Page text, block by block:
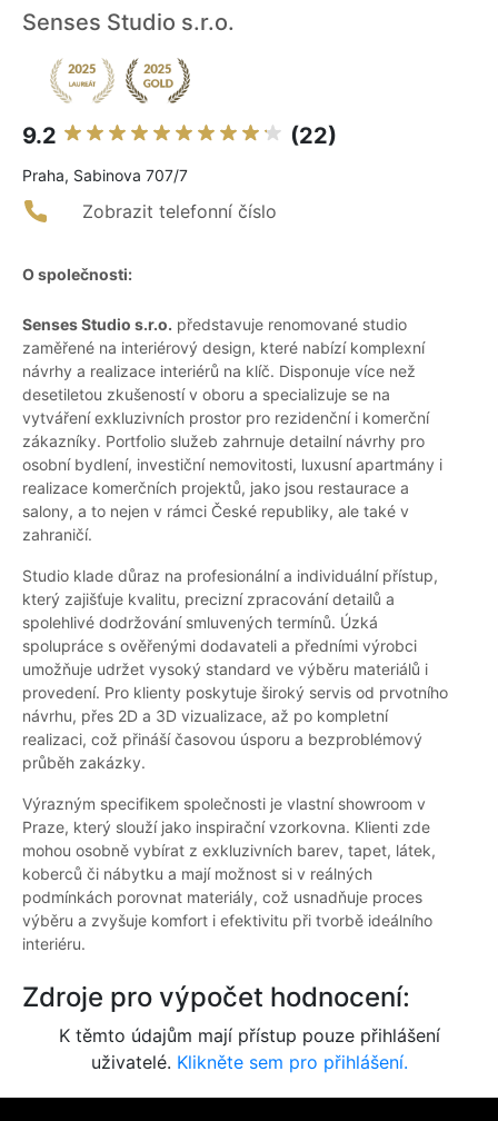
Senses Studio s.r.o.
9.2 (22)
Praha, Sabinova 707/7
Zobrazit telefonní číslo
O společnosti:
Senses Studio s.r.o. představuje renomované studio
zaměřené na interiérový design, které nabízí komplexní
návrhy a realizace interiérů na klíč. Disponuje více než
desetiletou zkušeností v oboru a specializuje se na
vytváření exkluzivních prostor pro rezidenční i komerční
zákazníky. Portfolio služeb zahrnuje detailní návrhy pro
osobní bydlení, investiční nemovitosti, luxusní apartmány i
realizace komerčních projektů, jako jsou restaurace a
salony, a to nejen v rámci České republiky, ale také v
zahraničí.
Studio klade důraz na profesionální a individuální přístup,
který zajišťuje kvalitu, precizní zpracování detailů a
spolehlivé dodržování smluvených termínů. Úzká
spolupráce s ověřenými dodavateli a předními výrobci
umožňuje udržet vysoký standard ve výběru materiálů i
provedení. Pro klienty poskytuje široký servis od prvotního
návrhu, přes 2D a 3D vizualizace, až po kompletní
realizaci, což přináší časovou úsporu a bezproblémový
průběh zakázky.
Výrazným specifikem společnosti je vlastní showroom v
Praze, který slouží jako inspirační vzorkovna. Klienti zde
mohou osobně vybírat z exkluzivních barev, tapet, látek,
koberců či nábytku a mají možnost si v reálných
podmínkách porovnat materiály, což usnadňuje proces
výběru a zvyšuje komfort i efektivitu při tvorbě ideálního
interiéru.
Zdroje pro výpočet hodnocení:
K těmto údajům mají přístup pouze přihlášení
uživatelé. Klikněte sem pro přihlášení.